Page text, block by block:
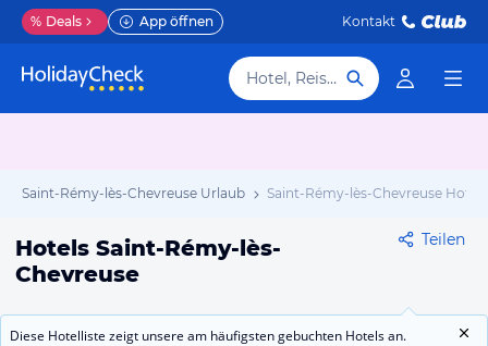
% Deals App öffnen Kontakt
Hotel, Reiseziel
Saint-Rémy-lès-Chevreuse Urlaub Saint-Rémy-lès-Chevreuse Hotels
Hotels Saint-Rémy-lès-
Chevreuse
Teilen
Diese Hotelliste zeigt unsere am häufigsten gebuchten Hotels an.